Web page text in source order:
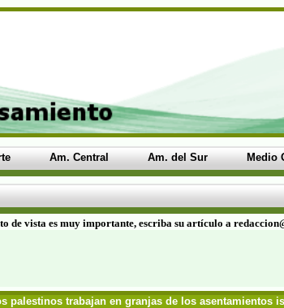
Am. Central Am. del Sur Medio
de vista es muy importante, escriba su artículo a
palestinos trabajan en granjas de los asentamientos